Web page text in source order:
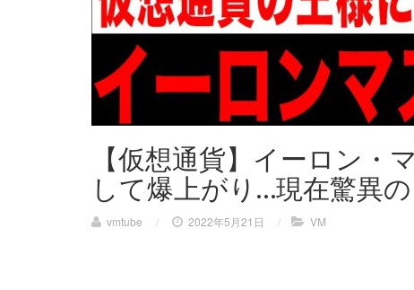
【仮想通貨】イーロン・
して爆上がり…現在驚異
vmtube / 2022年5月21日 / VM